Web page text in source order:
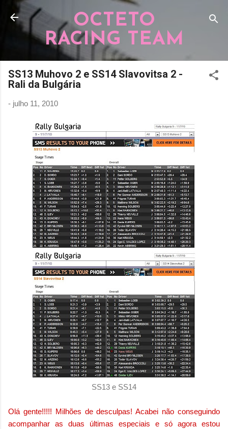
Pular para o conteúdo principal
OCTETO
RACING TEAM
SS13 Muhovo 2 e SS14 Slavovitsa 2 -
Rali da Bulgária
- julho 11, 2010
SS13 e SS14
Olá gente!!!!! Milhões de desculpas! Acabei não conseguindo
acompanhar as duas últimas especiais e só agora estou